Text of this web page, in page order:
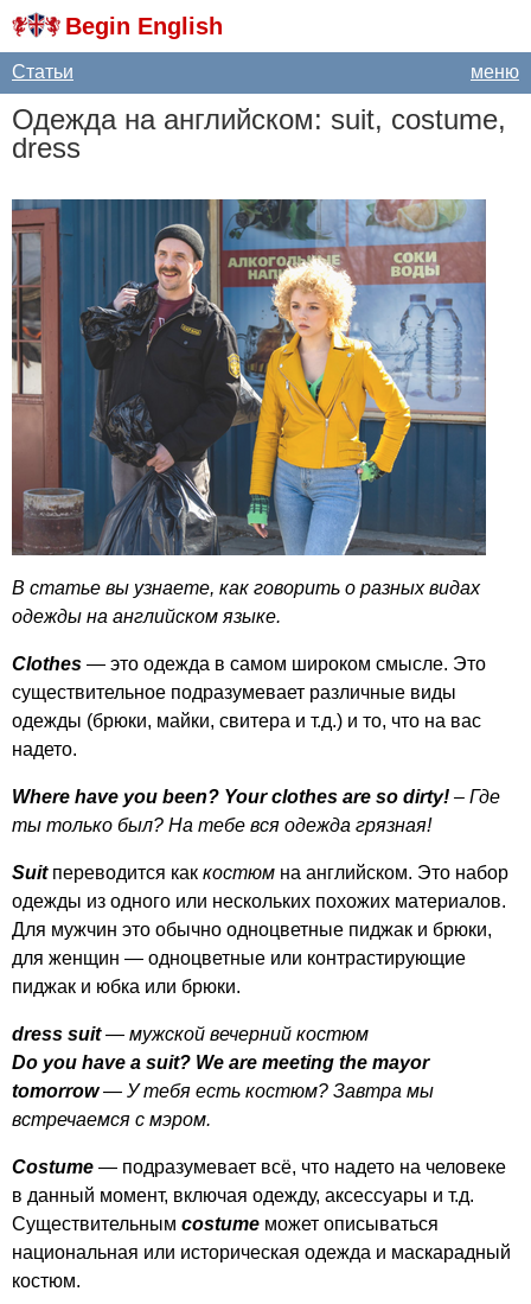
Begin English
меню
Статьи
Одежда на английском: suit, costume,
dress
В статье вы узнаете, как говорить о разных видах
одежды на английском языке.
Clothes — это одежда в самом широком смысле. Это
существительное подразумевает различные виды
одежды (брюки, майки, свитера и т.д.) и то, что на вас
надето.
Where have you been? Your clothes are so dirty! – Где
ты только был? На тебе вся одежда грязная!
Suit переводится как костюм на английском. Это набор
одежды из одного или нескольких похожих материалов.
Для мужчин это обычно одноцветные пиджак и брюки,
для женщин — одноцветные или контрастирующие
пиджак и юбка или брюки.
dress suit— мужской вечерний костюм
Do you have a suit? We are meeting the mayor
tomorrow— У тебя есть костюм? Завтра мы
встречаемся с мэром.
Costume — подразумевает всё, что надето на человеке
в данный момент, включая одежду, аксессуары и т.д.
Существительным costume может описываться
национальная или историческая одежда и маскарадный
костюм.